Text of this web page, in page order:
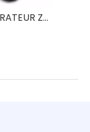
ACCÉLÉRATEUR ZMBT